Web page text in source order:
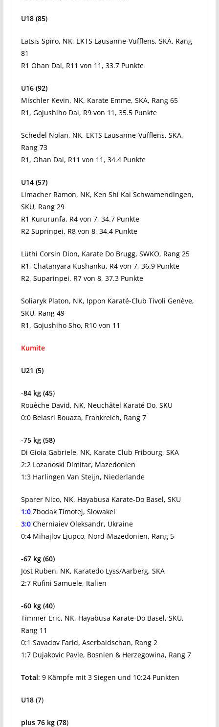
U18 (85)
Latsis Spiro, NK, EKTS Lausanne-Vufflens, SKA, Rang
81
R1 Ohan Dai, R11 von 11, 33.7 Punkte
U16 (92)
Mischler Kevin, NK, Karate Emme, SKA, Rang 65
R1, Gojushiho Dai, R9 von 11, 35.5 Punkte
Schedel Nolan, NK, EKTS Lausanne-Vufflens, SKA,
Rang 73
R1, Ohan Dai, R11 von 11, 34.4 Punkte
U14 (57)
Limacher Ramon, NK, Ken Shi Kai Schwamendingen,
SKU, Rang 29
R1 Kururunfa, R4 von 7, 34.7 Punkte
R2 Suprinpei, R8 von 8, 34.4 Punkte
Lüthi Corsin Dion, Karate Do Brugg, SWKO, Rang 25
R1, Chatanyara Kushanku, R4 von 7, 36.9 Punkte
R2, Suparinpei, R7 von 8, 37.3 Punkte
Soliaryk Platon, NK, Ippon Karaté-Club Tivoli Genève,
SKU, Rang 49
R1, Gojushiho Sho, R10 von 11
Kumite
U21 (5)
-84 kg (45)
Rouèche David, NK, Neuchâtel Karaté Do, SKU
0:0 Belasri Bouaza, Frankreich, Rang 7
-75 kg (58)
Di Gioia Gabriele, NK, Karate Club Fribourg, SKA
2:2 Lozanoski Dimitar, Mazedonien
1:3 Harlingen Van Steijn, Niederlande
Sparer Nico, NK, Hayabusa Karate-Do Basel, SKU
1:0 Zbodak Timotej, Slowakei
3:0 Cherniaiev Oleksandr, Ukraine
0:4 Mihajlov Ljupco, Nord-Mazedonien, Rang 5
-67 kg (60)
Jost Ruben, NK, Karatedo Lyss/Aarberg, SKA
2:7 Rufini Samuele, Italien
-60 kg (40)
Timmer Eric, NK, Hayabusa Karate-Do Basel, SKU,
Rang 11
0:1 Savadov Farid, Aserbaidschan, Rang 2
1:7 Dujakovic Pavle, Bosnien & Herzegowina, Rang 7
Total: 9 Kämpfe mit 3 Siegen und 10:24 Punkten
U18 (7)
plus 76 kg (78)